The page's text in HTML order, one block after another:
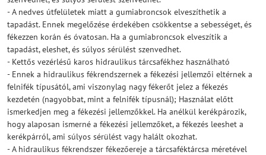
- A nedves útfelületek miatt a gumiabroncsok elveszíthetik a
tapadást. Ennek megelőzése érdekében csökkentse a sebességet, és
fékezzen korán és óvatosan. Ha a gumiabroncsok elveszítik a
tapadást, eleshet, és súlyos sérülést szenvedhet.
- Kettős vezérlésű karos hidraulikus tárcsafékhez használható
- Ennek a hidraulikus fékrendszernek a fékezési jellemzői eltérnek a
felnifék típusától, ami viszonylag nagy fékerőt jelez a fékezés
kezdetén (nagyobbat, mint a felnifék típusnál); Használat előtt
ismerkedjen meg a fékezési jellemzőkkel. Ha anélkül kerékpározik,
hogy alaposan ismerné a fékezési jellemzőket, a fékezés leeshet a
kerékpárról, ami súlyos sérülést vagy halált okozhat.
- A hidraulikus fékrendszer fékezőereje a tárcsaféktárcsa méretével